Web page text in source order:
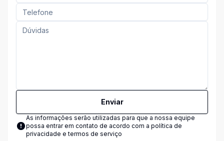
Enviar
As informações serão utilizadas para que a nossa equipe
possa entrar em contato de acordo com a política de
privacidade e termos de serviço